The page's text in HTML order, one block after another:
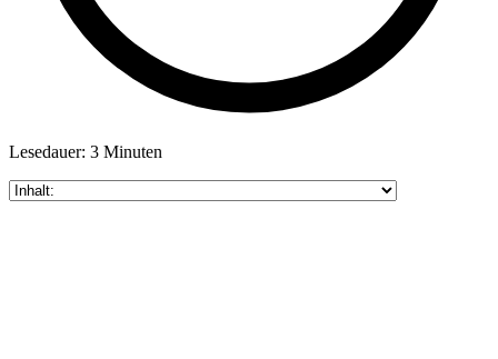
Lesedauer: 3 Minuten